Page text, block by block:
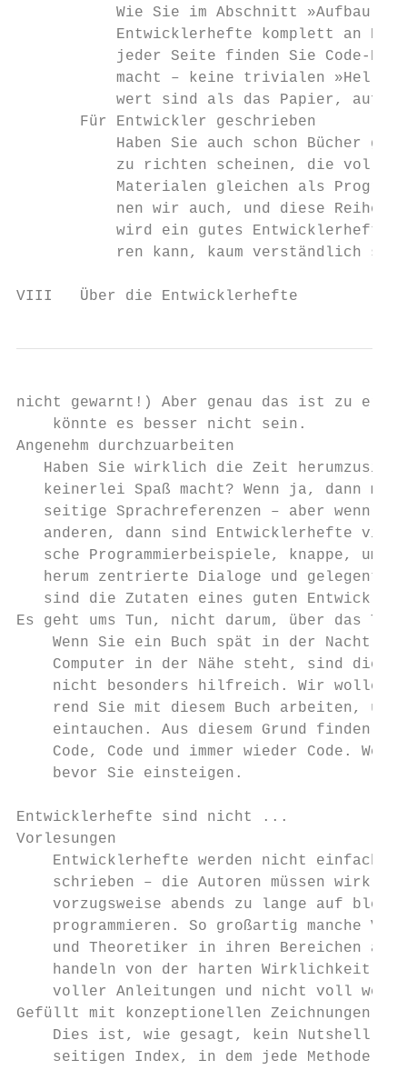
Wie Sie im Abschnitt »Aufbau
Entwicklerhefte komplett an
jeder Seite finden Sie Code-
macht – keine trivialen »Hello
wert sind als das Papier, auf
       Für Entwickler geschrieben
Haben Sie auch schon Bücher
zu richten scheinen, die
Materialen gleichen als
nen wir auch, und diese Reihe
wird ein gutes Entwicklerheft
ren kann, kaum verständlich
VIII   Über die Entwicklerhefte
nicht gewarnt!) Aber genau das ist zu
    könnte es besser nicht sein.
Angenehm durchzuarbeiten
Haben Sie wirklich die Zeit
keinerlei Spaß macht? Wenn ja, dann
seitige Sprachreferenzen – aber wenn es
anderen, dann sind Entwicklerhefte viel
sche Programmierbeispiele, knappe, um
herum zentrierte Dialoge und
sind die Zutaten eines guten
Es geht ums Tun, nicht darum, über das Tun
Wenn Sie ein Buch spät in der Nacht
Computer in der Nähe steht, sind diese
nicht besonders hilfreich. Wir wollen,
rend Sie mit diesem Buch arbeiten, und
eintauchen. Aus diesem Grund finden
Code, Code und immer wieder Code.
    bevor Sie einsteigen.
Entwicklerhefte sind nicht ...
Vorlesungen
Entwicklerhefte werden nicht einfach
schrieben – die Autoren müssen
vorzugsweise abends zu lange auf
programmieren. So großartig manche
und Theoretiker in ihren Bereichen
handeln von der harten Wirklichkeit
voller Anleitungen und nicht voll
Gefüllt mit konzeptionellen Zeichnungen
Dies ist, wie gesagt, kein Nutshell-
seitigen Index, in dem jede Methode